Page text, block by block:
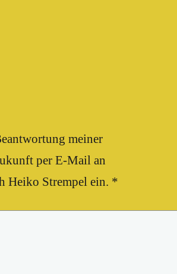
meiner
per E-Mail an
Heiko Strempel ein. *